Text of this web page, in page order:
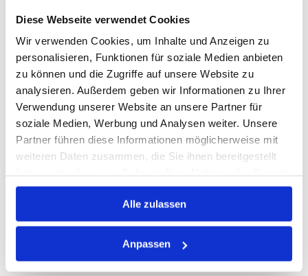
Diese Webseite verwendet Cookies
Wir verwenden Cookies, um Inhalte und Anzeigen zu
personalisieren, Funktionen für soziale Medien anbieten
zu können und die Zugriffe auf unsere Website zu
analysieren. Außerdem geben wir Informationen zu Ihrer
Verwendung unserer Website an unsere Partner für
soziale Medien, Werbung und Analysen weiter. Unsere
Partner führen diese Informationen möglicherweise mit
weiteren Daten zusammen, die Sie ihnen bereitgestellt
gesammelt haben.
Alle zulassen
Anpassen
Nicht auf Lager
Print
PRODUKTBESCHREIBUNG
ALLE SPEZIFIKATIONEN
VARIANTEN